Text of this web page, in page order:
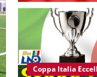
Coppa Italia